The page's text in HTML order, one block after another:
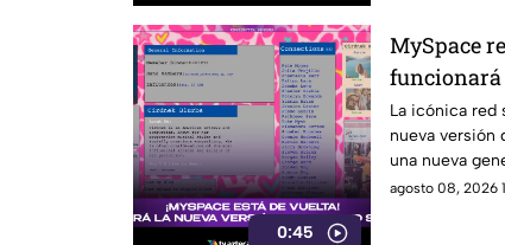
0:45
MySpace
funcionará
social que
La icónica red
nueva versión
una nueva
agosto 08, 2026